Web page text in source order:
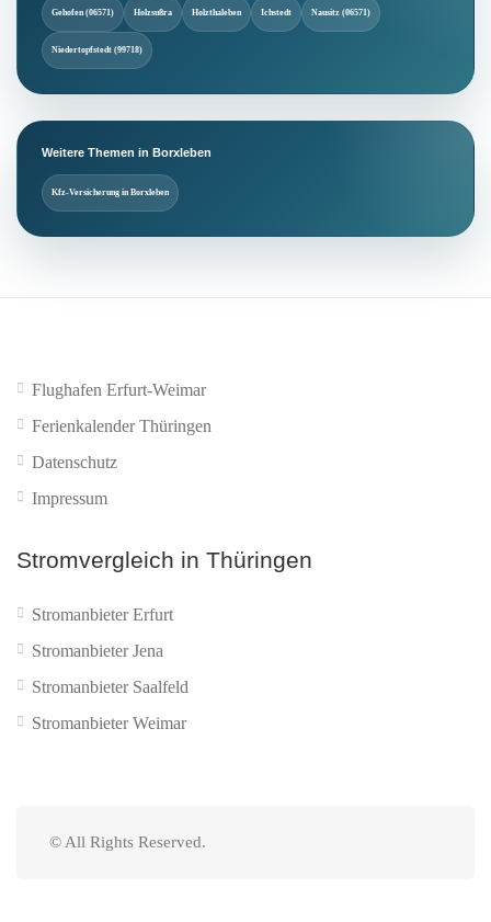
Gehofen (06571) Holzsußra Holzthaleben Ichstedt Nausitz (06571)
Niedertopfstedt (99718)
Weitere Themen in Borxleben
Kfz-Versicherung in Borxleben
Flughafen Erfurt-Weimar
Ferienkalender Thüringen
Datenschutz
Impressum
Stromvergleich in Thüringen
Stromanbieter Erfurt
Stromanbieter Jena
Stromanbieter Saalfeld
Stromanbieter Weimar
© All Rights Reserved.